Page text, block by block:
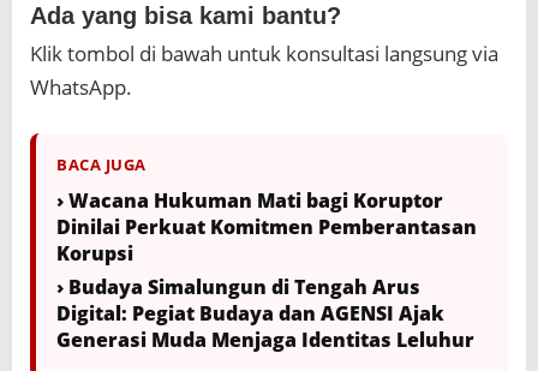
Ada yang bisa kami bantu?
Klik tombol di bawah untuk konsultasi langsung via
WhatsApp.
BACA JUGA
› Wacana Hukuman Mati bagi Koruptor
Dinilai Perkuat Komitmen Pemberantasan
Korupsi
› Budaya Simalungun di Tengah Arus
Digital: Pegiat Budaya dan AGENSI Ajak
Generasi Muda Menjaga Identitas Leluhur